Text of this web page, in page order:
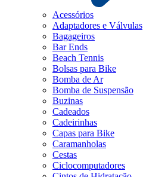
Acessórios
Adaptadores e Válvulas
Bagageiros
Bar Ends
Beach Tennis
Bolsas para Bike
Bomba de Ar
Bomba de Suspensão
Buzinas
Cadeados
Cadeirinhas
Capas para Bike
Caramanholas
Cestas
Ciclocomputadores